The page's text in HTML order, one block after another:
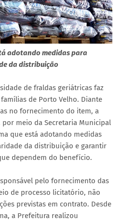
adotando medidas para
da distribuição
de fraldas geriátricas faz
de Porto Velho. Diante
no fornecimento do item, a
meio da Secretaria Municipal
que está adotando medidas
da distribuição e garantir
dependem do benefício.
pelo fornecimento das
de processo licitatório, não
previstas em contrato. Desde
a Prefeitura realizou